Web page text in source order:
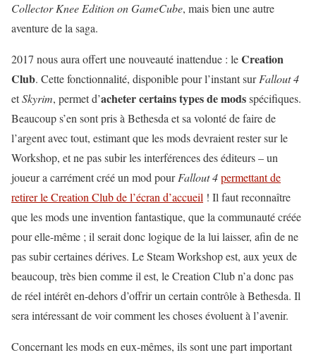
Collector Knee Edition on GameCube, mais bien une autre
aventure de la saga.
2017 nous aura offert une nouveauté inattendue : leCreation
Club. Cette fonctionnalité, disponible pour l’instant surFallout 4
etSkyrim, permet d’acheter certains types de modsspécifiques.
Beaucoup s’en sont pris à Bethesda et sa volonté de faire de
l’argent avec tout, estimant que les mods devraient rester sur le
Workshop, et ne pas subir les interférences des éditeurs – un
joueur a carrément créé un mod pourFallout 4permettant de
retirer le Creation Club de l’écran d’accueil ! Il faut reconnaître
que les mods une invention fantastique, que la communauté créée
pour elle-même ; il serait donc logique de la lui laisser, afin de ne
pas subir certaines dérives. Le Steam Workshop est, aux yeux de
beaucoup, très bien comme il est, le Creation Club n’a donc pas
de réel intérêt en-dehors d’offrir un certain contrôle à Bethesda. Il
sera intéressant de voir comment les choses évoluent à l’avenir.
Concernant les mods en eux-mêmes, ils sont une part important